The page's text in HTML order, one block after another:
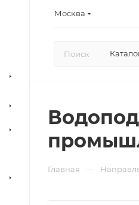
Москва
Главная —